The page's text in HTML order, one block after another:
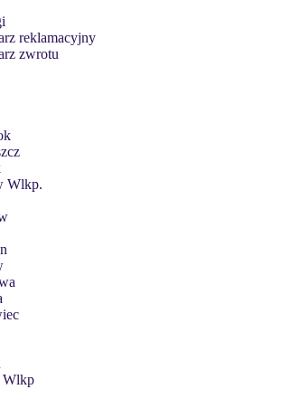
reklamacyjny
zwrotu
Wlkp.
Wlkp